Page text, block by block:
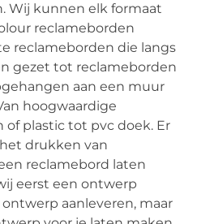
Wij kunnen elk formaat
reclameborden
reclameborden die langs
gezet tot reclameborden
aan een muur
hoogwaardige
of plastic tot pvc doek. Er
drukken van
reclamebord laten
eerst een ontwerp
aanleveren, maar